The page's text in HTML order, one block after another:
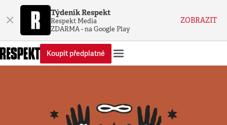
× Týdeník Respekt
Respekt Media
ZDARMA - na Google Play
ZOBRAZIT
Koupit předplatné